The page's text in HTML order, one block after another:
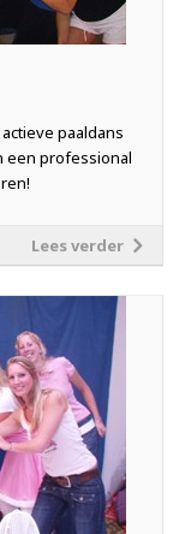
paaldans
een professional
Lees verder